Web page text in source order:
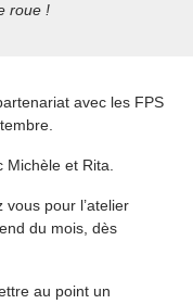
roue !
avec les FPS
et Rita.
pour l’atelier
du mois, dès
au point un